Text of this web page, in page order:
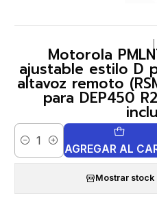
Motorola
ajustable estilo D
altavoz remoto
para DEP450
Cantidad AGREGAR AL
Mostrar